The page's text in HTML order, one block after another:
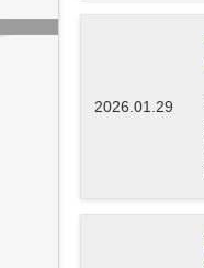
2026.01.29